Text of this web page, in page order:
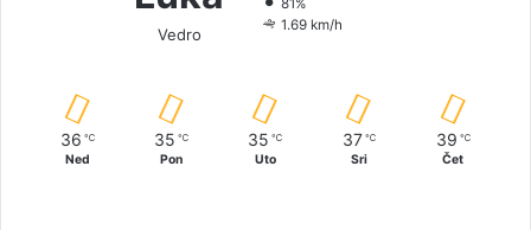
Vedro
81%
1.69 km/h
36 ℃
Ned
35 ℃
Pon
35 ℃
Uto
37 ℃
Sri
39 ℃
Čet